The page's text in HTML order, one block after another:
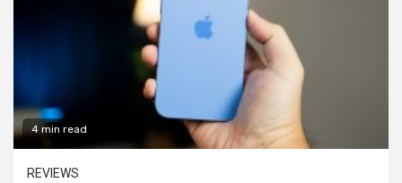
4 min read
REVIEWS